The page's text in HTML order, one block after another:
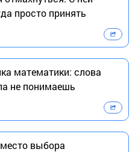
просто принять
математики: слова
не понимаешь
место выбора